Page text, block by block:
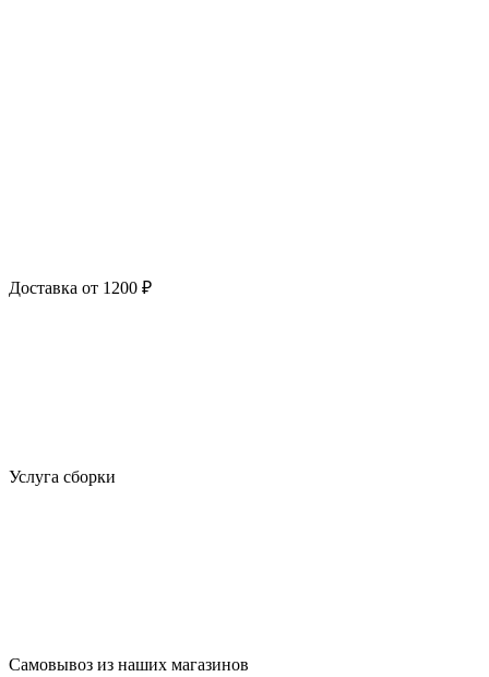
Доставка от 1200 ₽
Услуга сборки
Самовывоз из наших магазинов